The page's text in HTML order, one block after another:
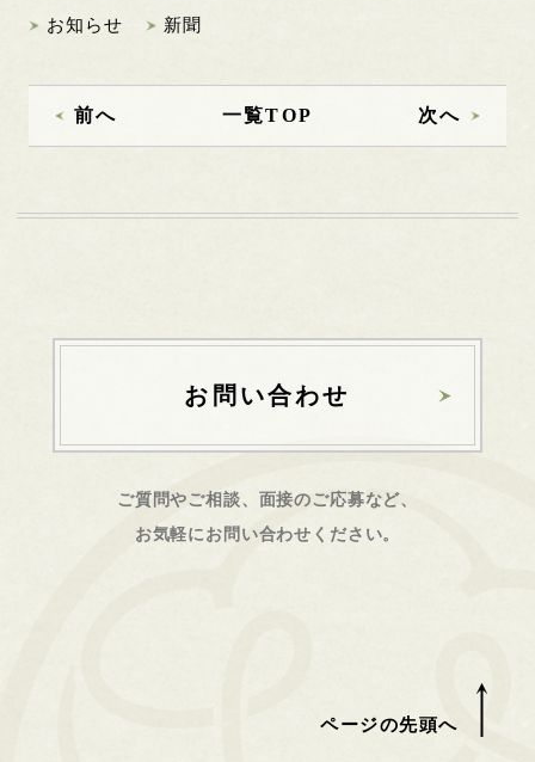
お知らせ 新聞
前へ 一覧TOP 次へ
お問い合わせ
ご質問やご相談、面接のご応募など、
お気軽にお問い合わせください。
ページの先頭へ